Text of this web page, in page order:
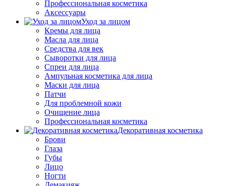
Профессиональная косметика
Аксессуары
Уход за лицом
Кремы для лица
Масла для лица
Средства для век
Сыворотки для лица
Спреи для лица
Ампульная косметика для лица
Маски для лица
Патчи
Для проблемной кожи
Очищение лица
Профессиональная косметика
Декоративная косметика
Брови
Глаза
Губы
Лицо
Ногти